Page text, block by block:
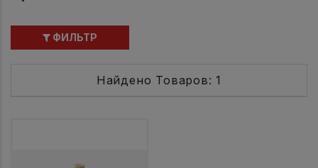
ФИЛЬТР
Найдено Товаров: 1